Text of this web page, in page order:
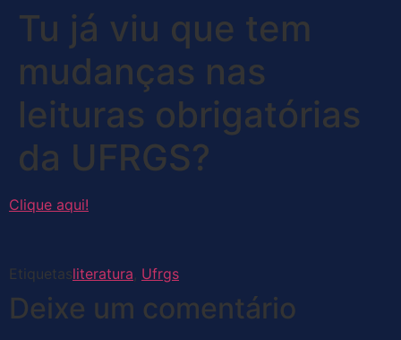
Tu já viu que tem
mudanças nas
leituras obrigatórias
da UFRGS?
Clique aqui!
Etiquetasliteratura Ufrgs
Deixe um comentário